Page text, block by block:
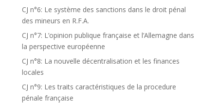
CJ n°6: Le système des sanctions dans le droit pénal
des mineurs en R.F.A.
CJ n°7: L’opinion publique française et l’Allemagne dans
la perspective européenne
CJ n°8: La nouvelle décentralisation et les finances
locales
CJ n°9: Les traits caractéristiques de la procedure
pénale française